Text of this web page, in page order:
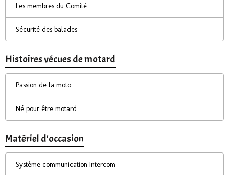
Les membres du Comité
Sécurité des balades
Histoires vécues de motard
Passion de la moto
Né pour être motard
Matériel d'occasion
Système communication Intercom